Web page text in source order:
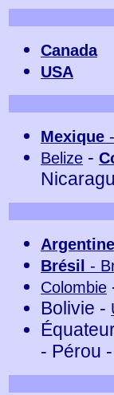
Canada
USA
Mexique
Belize -
Argentine
Brésil -
Colombie
Bolivie -
- Pérou